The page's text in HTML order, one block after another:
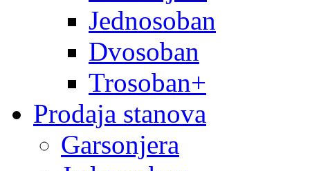
Jednosoban
Dvosoban
Trosoban+
Prodaja stanova
Garsonjera